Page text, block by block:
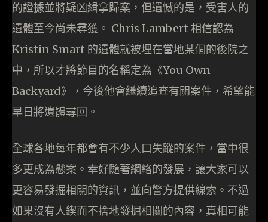
的證據並將疑凶緝拿歸案，但遺憾的是，受害人的
遺體至今尚未尋獲。 Chris Lambert 相信認為
Kristin Smart 的遺體就被埋在當地某個的後院之
中，所以才將節目的名稱定為《You Own
Backyard》，今後他會繼續追查有關案件，希望能
早日將遺體尋回。
全球各地每年都會有不少人口失蹤的案件，當中很
多更成為懸案。幸好隨著網絡的發展，讓大家可以
更容易發掘相關的資訊，並向警方提供線索。不過
如果沒有人鍥而不捨地發掘相關的內容，真相可能